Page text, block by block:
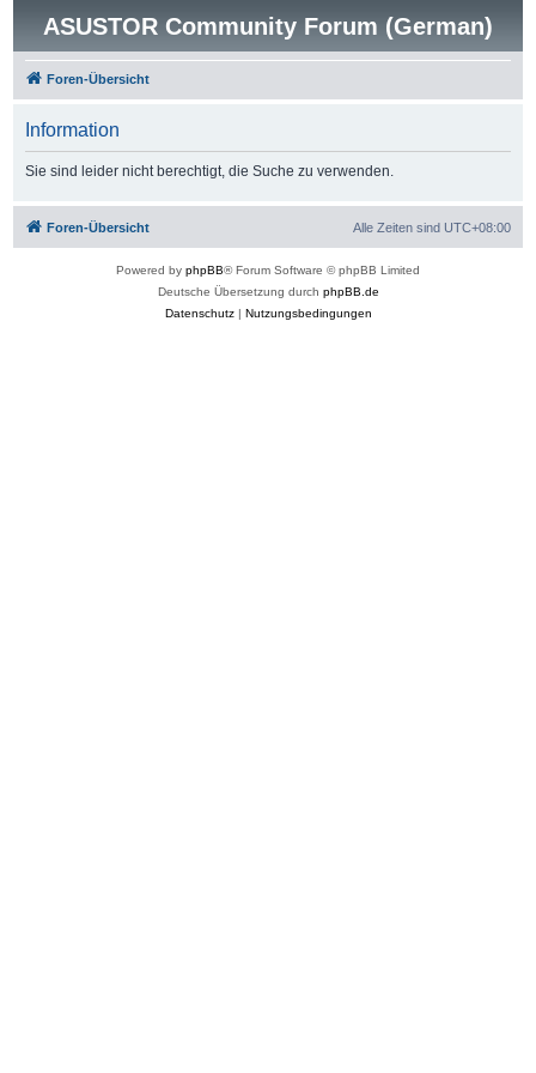
ASUSTOR Community Forum (German)
Foren-Übersicht
Information
Sie sind leider nicht berechtigt, die Suche zu verwenden.
Foren-Übersicht Alle Zeiten sind UTC+08:00
Powered by phpBB® Forum Software © phpBB Limited
Deutsche Übersetzung durch phpBB.de
Datenschutz| Nutzungsbedingungen